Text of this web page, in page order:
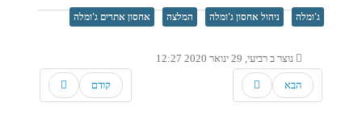
ג'ומלה ניהול אחסון ג'ומלה המלצה אחסון אתרים ג'ומלה
נוצר ב רביעי, 29 ינואר 2020 12:27
קודם הבא